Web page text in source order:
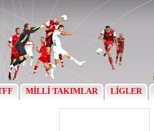
MİLLİ TAKIMLAR LİGLER